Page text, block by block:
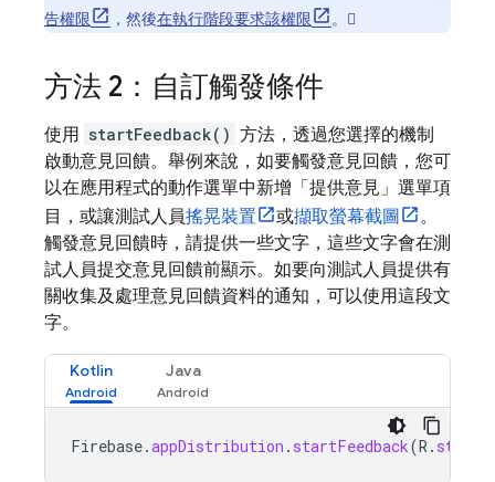
告權限
，然後在執行階段要求該權限 。
方法 2：自訂觸發條件
使用 startFeedback() 方法，透過您選擇的機制
啟動意見回饋。舉例來說，如要觸發意見回饋，您可
以在應用程式的動作選單中新增「提供意見」選單項
目，或讓測試人員搖晃裝置 或擷取螢幕截圖
。
觸發意見回饋時，請提供一些文字，這些文字會在測
試人員提交意見回饋前顯示。如要向測試人員提供有
關收集及處理意見回饋資料的通知，可以使用這段文
字。
Kotlin Java
Firebase.appDistribution . startFeedback(R . string